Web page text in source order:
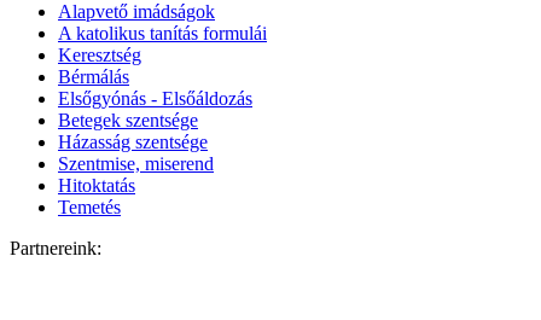
Alapvető imádságok
A katolikus tanítás formulái
Keresztség
Bérmálás
Elsőgyónás - Elsőáldozás
Betegek szentsége
Házasság szentsége
Szentmise, miserend
Hitoktatás
Temetés
Partnereink: